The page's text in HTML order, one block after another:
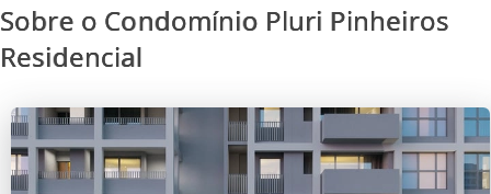
Sobre o Condomínio Pluri Pinheiros
Residencial